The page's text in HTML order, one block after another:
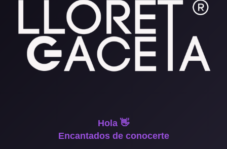
Hola 👋
Encantados de conocerte